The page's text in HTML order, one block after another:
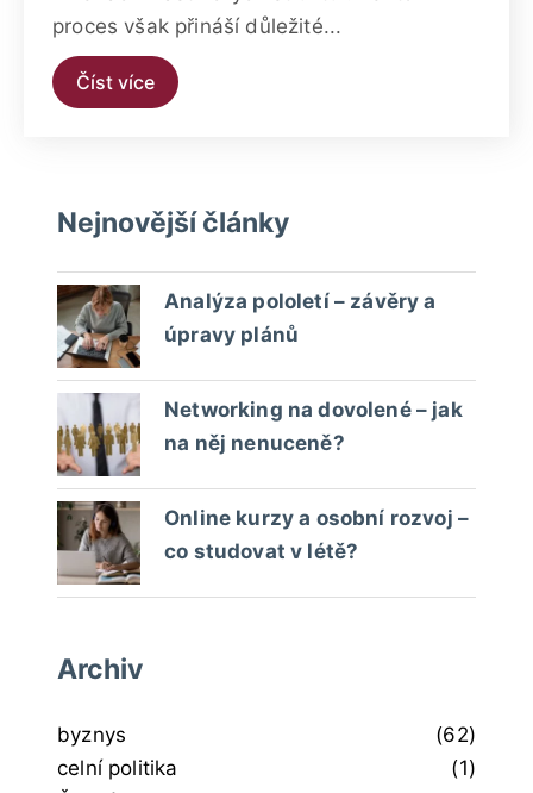
proces však přináší důležité...
Číst více
Nejnovější články
Analýza pololetí – závěry a
úpravy plánů
Networking na dovolené – jak
na něj nenuceně?
Online kurzy a osobní rozvoj –
co studovat v létě?
Archiv
byznys
(62)
celní politika
(1)